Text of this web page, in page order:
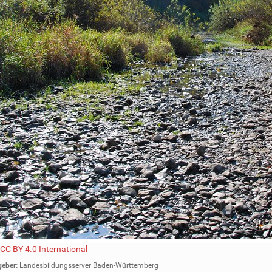
CC BY 4.0 International
Landesbildungsserver Baden-Württemberg